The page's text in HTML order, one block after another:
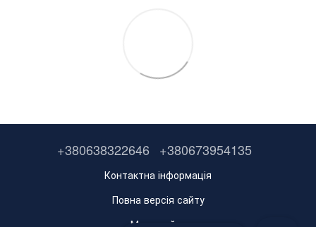
+380638322646 +380673954135
Контактна інформація
Повна версія сайту
Мапа сайту